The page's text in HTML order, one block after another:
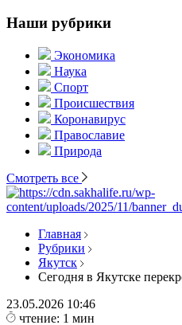
Наши рубрики
Экономика
Наука
Спорт
Происшествия
Коронавирус
Православие
Природа
Смотреть все
Главная
Рубрики
Якутск
Сегодня в Якутске
23.05.2026 10:46
чтение: 1 мин